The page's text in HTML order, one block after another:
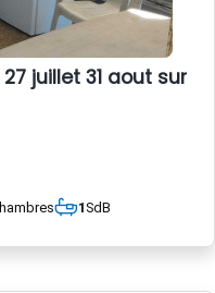
juillet 31 aout sur
1SdB